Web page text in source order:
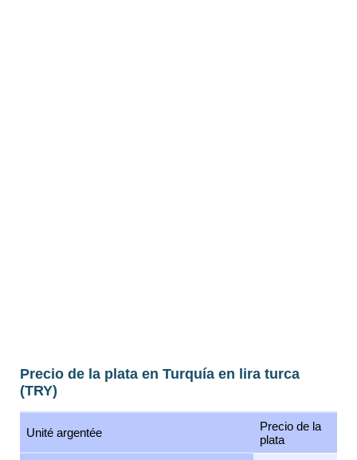
Precio de la plata en Turquía en lira turca
(TRY)
Unité argentée
Precio de la
plata